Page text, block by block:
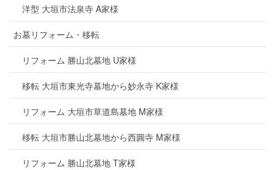
洋型 大垣市法泉寺 A家様
お墓リフォーム・移転
リフォーム 勝山北墓地 U家様
移転 大垣市東光寺墓地から妙永寺 K家様
リフォーム 大垣市草道島墓地 M家様
移転 大垣市勝山北墓地から西圓寺 M家様
リフォーム 勝山北墓地 T家様